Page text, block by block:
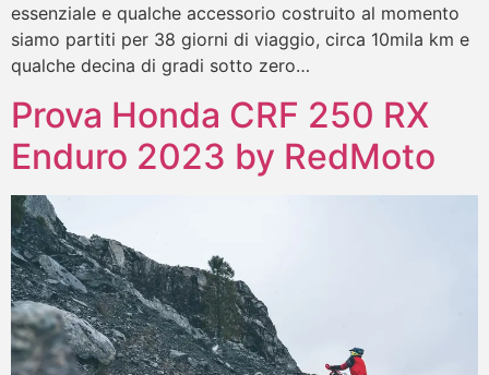
essenziale e qualche accessorio costruito al momento
siamo partiti per 38 giorni di viaggio, circa 10mila km e
qualche decina di gradi sotto zero…
Prova Honda CRF 250 RX
Enduro 2023 by RedMoto